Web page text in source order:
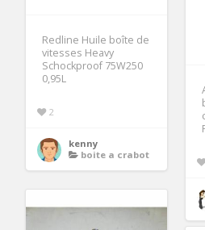
Redline Huile boîte de
vitesses Heavy
Schockproof 75W250
0,95L
2
kenny
boite a crabot